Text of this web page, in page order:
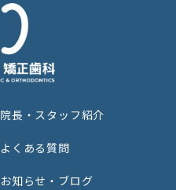
院⻑‧スタッフ紹介
よくある質問
お知らせ・ブログ